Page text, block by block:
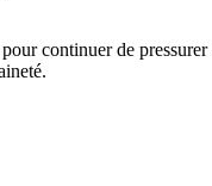
continuer de